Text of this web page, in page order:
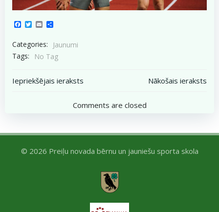
Facebook
Twitter
Email
Categories:
Jaunumi
Tags:
No Tag
Post
navigation
Iepriekšējais ieraksts
navigation
Nākošais ieraksts
Comments are closed
© 2026 Preiļu novada bērnu un jauniešu sporta skola